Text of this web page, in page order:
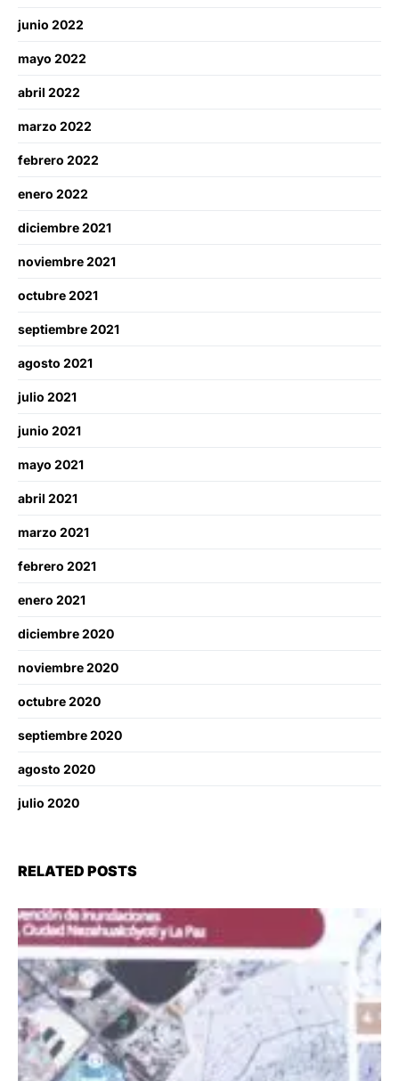
junio 2022
mayo 2022
abril 2022
marzo 2022
febrero 2022
enero 2022
diciembre 2021
noviembre 2021
octubre 2021
septiembre 2021
agosto 2021
julio 2021
junio 2021
mayo 2021
abril 2021
marzo 2021
febrero 2021
enero 2021
diciembre 2020
noviembre 2020
octubre 2020
septiembre 2020
agosto 2020
julio 2020
RELATED POSTS